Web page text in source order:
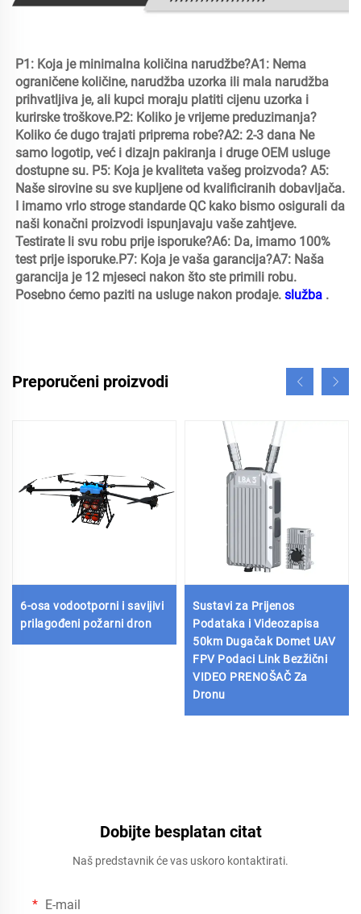
P1: Koja je minimalna količina narudžbe?A1: Nema
ograničene količine, narudžba uzorka ili mala narudžba
prihvatljiva je, ali kupci moraju platiti cijenu uzorka i
kurirske troškove.P2: Koliko je vrijeme preduzimanja?
Koliko će dugo trajati priprema robe?A2: 2-3 dana Ne
samo logotip, već i dizajn pakiranja i druge OEM usluge
dostupne su. P5: Koja je kvaliteta vašeg proizvoda? A5:
Naše sirovine su sve kupljene od kvalificiranih dobavljača.
I imamo vrlo stroge standarde QC kako bismo osigurali da
naši konačni proizvodi ispunjavaju vaše zahtjeve.
Testirate li svu robu prije isporuke?A6: Da, imamo 100%
test prije isporuke.P7: Koja je vaša garancija?A7: Naša
garancija je 12 mjeseci nakon što ste primili robu.
Posebno ćemo paziti na usluge nakon prodaje. služba .
Preporučeni proizvodi
6-osa vodootporni i savijivi
prilagođeni požarni dron
Sustavi za Prijenos
Podataka i Videozapisa
50km Dugačak Domet UAV
FPV Podaci Link Bezžični
VIDEO PRENOŠAČ Za
Dronu
Dobijte besplatan citat
Naš predstavnik će vas uskoro kontaktirati.
E-mail